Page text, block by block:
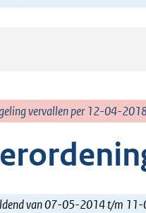
vervallen per 12-04-2018
van 07-05-2014 t/m